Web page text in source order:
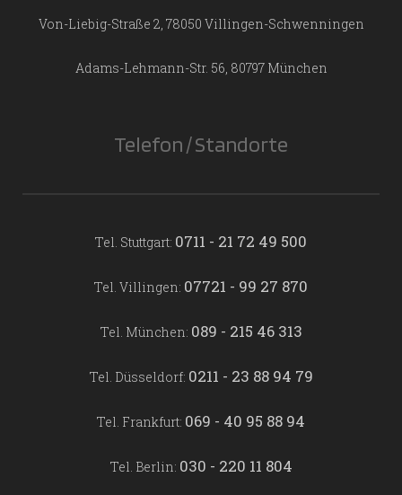
Von-Liebig-Straße 2, 78050 Villingen-Schwenningen
Adams-Lehmann-Str. 56, 80797 München
Telefon / Standorte
Tel. Stuttgart: 0711 - 21 72 49 500
Tel. Villingen: 07721 - 99 27 870
Tel. München: 089 - 215 46 313
Tel. Düsseldorf: 0211 - 23 88 94 79
Tel. Frankfurt: 069 - 40 95 88 94
Tel. Berlin: 030 - 220 11 804